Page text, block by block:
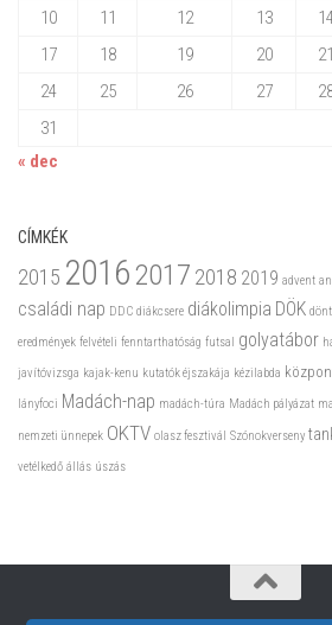
10
11 12 13
17
18 19 20 21
24
25 26 27
31
« dec
CÍMKÉK
2015 20162017 2018 2019 advent
családi nap DDC diákcsere diákolimpia DÖK
eredmények felvételi fenntarthatóság futsal golyatábor
javítóvizsga kajak-kenu kutatók éjszakája kézilabda
lányfoci Madách-nap madách-túra Madách pályázat
nemzeti ünnepek OKTV olasz fesztivál Szónokverseny
vetélkedő állás úszás